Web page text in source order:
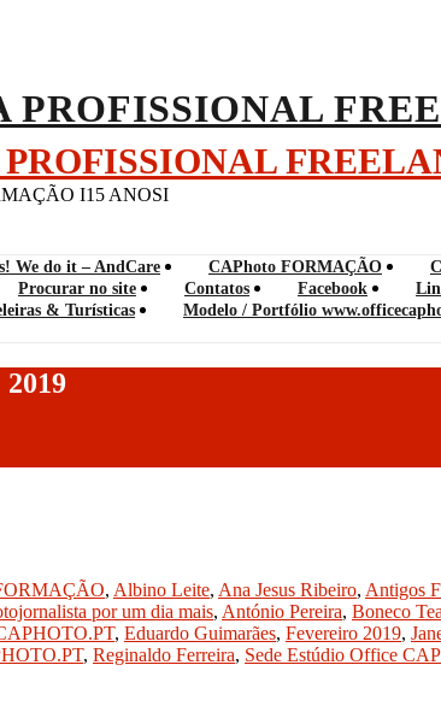
I15 ANOSI
We do it – AndCare CAPhoto FORMAÇÃO
Procurar no site Contatos Facebook
& Turísticas
Modelo / Portfólio
, Albino Leite, Ana Jesus Ribeiro, Antigos
por um dia mais, António Pereira, Boneco
, Eduardo Guimarães, Fevereiro 2019,
, Reginaldo Ferreira, Sede Estúdio Office